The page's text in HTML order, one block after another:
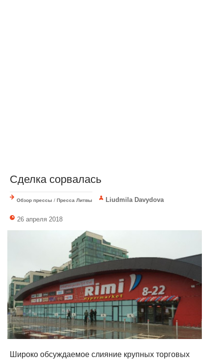
Сделка сорвалась
Обзор прессы / Пресса Литвы Liudmila Davydova
26 апреля 2018
Широко обсуждаемое слияние крупных торговых